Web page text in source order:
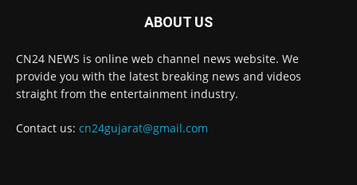
ABOUT US
CN24 NEWS is online web channel news website. We
provide you with the latest breaking news and videos
straight from the entertainment industry.
Contact us: cn24gujarat@gmail.com